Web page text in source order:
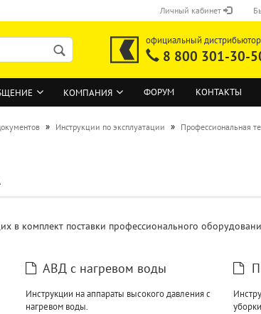
Личный кабинет
официальный дистрибьютор
8 800 301-30-
КОМПАНИЯ ФОРУМ КОНТАКТЫ
» Инструкции по эксплуатации » Профессиональная
в комплект поставки профессионального
АВД с нагревом воды
Инструкции на аппараты высокого давления с
нагревом воды.